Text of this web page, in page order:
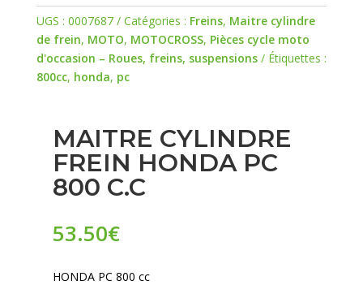
UGS : 0007687 Catégories : Freins, Maitre cylindre
de frein, MOTO, MOTOCROSS, Pièces cycle moto
d'occasion – Roues, freins, suspensions
Étiquettes :
800cc, honda, pc
MAITRE CYLINDRE
FREIN HONDA PC
800 C.C
53.50€
HONDA PC 800 cc